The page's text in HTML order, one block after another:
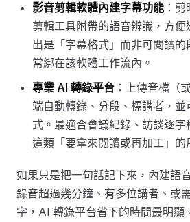
影音剪輯軟體內建字幕功能 ：
剪輯工具附帶的語音辨識，方
出是「字幕格式」而非可閱讀
常綁在該軟體工作流內。
專業 AI 轉錄平台 ：上傳音檔（
端自動轉錄、分段、標講者，
式。最適合會議紀錄、訪談逐
這類「要拿來閱讀或再加工」的
如果只是把一句話記下來，內建語
錄音超過幾分鐘、有多位講者、或
字，AI 轉錄平台省下的時間最明顯